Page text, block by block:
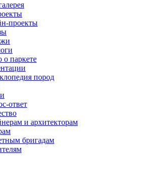
проекты
о паркете
пород
ответ
и архитекторам
бригадам